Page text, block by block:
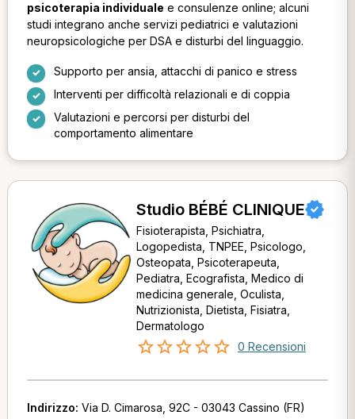
psicoterapia individuale e consulenze online; alcuni
studi integrano anche servizi pediatrici e valutazioni
neuropsicologiche per DSA e disturbi del linguaggio.
Supporto per ansia, attacchi di panico e stress
Interventi per difficoltà relazionali e di coppia
Valutazioni e percorsi per disturbi del
comportamento alimentare
Studio BÉBÉ CLINIQUE
Fisioterapista, Psichiatra,
Logopedista, TNPEE, Psicologo,
Osteopata, Psicoterapeuta,
Pediatra, Ecografista, Medico di
medicina generale, Oculista,
Nutrizionista, Dietista, Fisiatra,
Dermatologo
0 Recensioni
Indirizzo: Via D. Cimarosa, 92C - 03043 Cassino (FR)